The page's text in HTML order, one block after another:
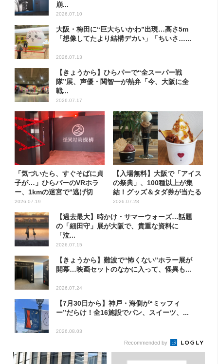
崩...
2026.07.10
大阪・梅田に“巨大ちいかわ”出現…高さ5m
「想像してたより結構デカい」「ちいさ…...
2026.07.13
【きょうから】ひらパーで“全スーパー戦
隊”展、声優・関智一が熱弁「今、大阪に全
戦...
2026.07.17
「気づいたら、すぐそばに貞
子が…」ひらパーのVRホラ
ー、1kmの迷宮で”逃げ切
れ...
2026.07.19
【入場無料】大阪で「アイス
の祭典」、100種以上が集
結！グッズ＆タダ券が当たる
巨...
2026.07.28
【過去最大】時かけ・サマーウォーズ…話題
の「細田守」展が大阪で、貴重な資料に
「泣...
2026.07.15
【きょうから】難波で“怖くない”ホラー展が
開幕…映画セットのなかに入って、怪異も...
2026.07.24
【7月30日から】神戸・海側が“ミッフィ
ー”だらけ！全16施設でパン、スイーツ、...
2026.08.03
Recommended by